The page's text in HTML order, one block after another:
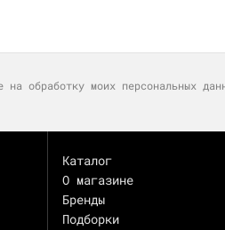
на обработку моих персональных
Каталог
О магазине
Бренды
Подборки